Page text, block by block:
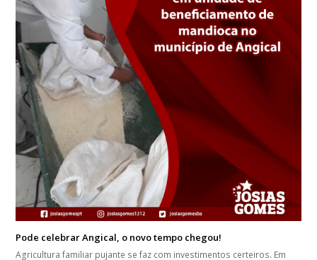
Pode celebrar Angical, o novo tempo chegou!
Agricultura familiar pujante se faz com investimentos certeiros. Em